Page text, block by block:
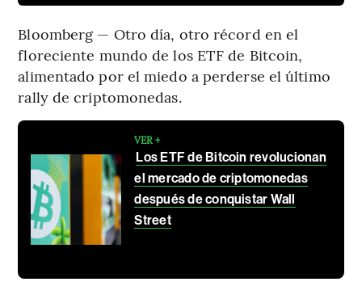
Bloomberg — Otro día, otro récord en el
floreciente mundo de los ETF de Bitcoin,
alimentado por el miedo a perderse el último
rally de criptomonedas.
VER +
Los ETF de Bitcoin revolucionan
el mercado de criptomonedas
después de conquistar Wall
Street